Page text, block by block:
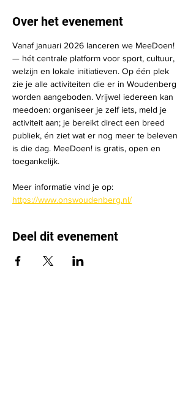
Over het evenement
Vanaf januari 2026 lanceren we MeeDoen!
— hét centrale platform voor sport, cultuur,
welzijn en lokale initiatieven. Op één plek
zie je alle activiteiten die er in Woudenberg
worden aangeboden. Vrijwel iedereen kan
meedoen: organiseer je zelf iets, meld je
activiteit aan; je bereikt direct een breed
publiek, én ziet wat er nog meer te beleven
is die dag. MeeDoen! is gratis, open en
toegankelijk.
Meer informatie vind je op:
https://www.onswoudenberg.nl/
Deel dit evenement